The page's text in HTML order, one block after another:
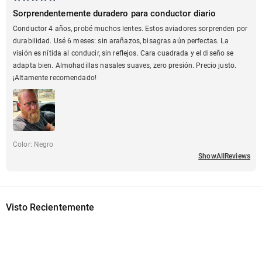
Sorprendentemente duradero para conductor diario
Conductor 4 años, probé muchos lentes. Estos aviadores sorprenden por
durabilidad. Usé 6 meses: sin arañazos, bisagras aún perfectas. La
visión es nítida al conducir, sin reflejos. Cara cuadrada y el diseño se
adapta bien. Almohadillas nasales suaves, zero presión. Precio justo.
¡Altamente recomendado!
Color: Negro
ShowAllReviews
Visto Recientemente